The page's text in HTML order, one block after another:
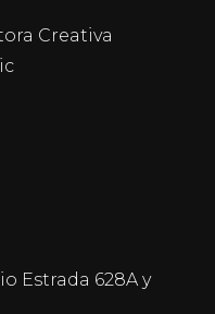
Creativa
Estrada 628A y